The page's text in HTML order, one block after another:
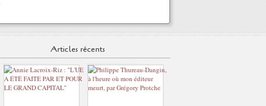
Articles récents